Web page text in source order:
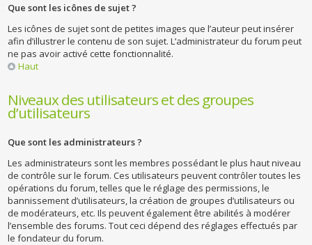
Que sont les icônes de sujet ?
Les icônes de sujet sont de petites images que l’auteur peut insérer
afin d’illustrer le contenu de son sujet. L’administrateur du forum peut
ne pas avoir activé cette fonctionnalité.
Haut
Niveaux des utilisateurs et des groupes
d’utilisateurs
Que sont les administrateurs ?
Les administrateurs sont les membres possédant le plus haut niveau
de contrôle sur le forum. Ces utilisateurs peuvent contrôler toutes les
opérations du forum, telles que le réglage des permissions, le
bannissement d’utilisateurs, la création de groupes d’utilisateurs ou
de modérateurs, etc. Ils peuvent également être abilités à modérer
l’ensemble des forums. Tout ceci dépend des réglages effectués par
le fondateur du forum.